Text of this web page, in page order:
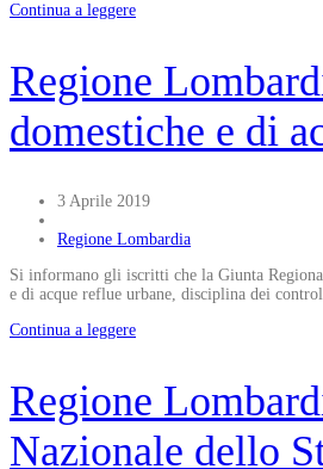
Continua a leggere
Regione
domestiche e di
3 Aprile 2019
Regione Lombardia
Si informano gli iscritti che la Giunta
e di acque reflue urbane, disciplina dei
Continua a leggere
Regione
Nazionale dello